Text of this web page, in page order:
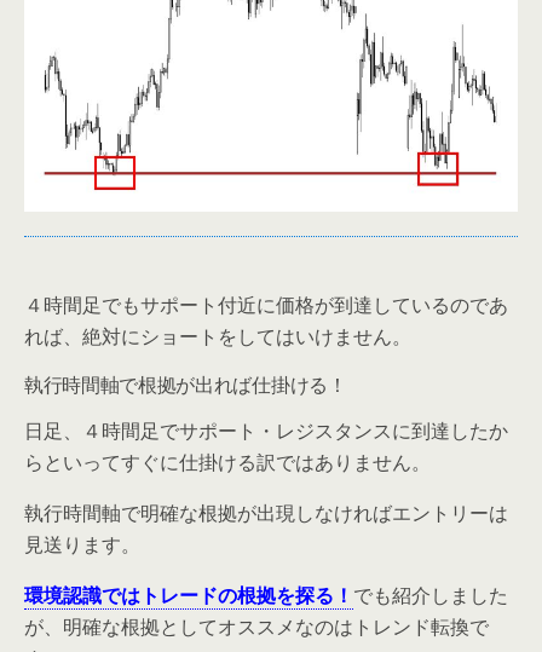
４時間足でもサポート付近に価格が到達しているのであ
れば、絶対にショートをしてはいけません。
執行時間軸で根拠が出れば仕掛ける！
日足、４時間足でサポート・レジスタンスに到達したか
らといってすぐに仕掛ける訳ではありません。
執行時間軸で明確な根拠が出現しなければエントリーは
見送ります。
環境認識ではトレードの根拠を探る！ でも紹介しました
が、明確な根拠としてオススメなのはトレンド転換で